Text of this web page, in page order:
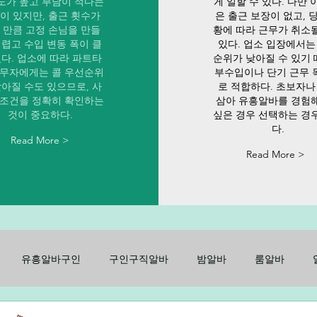
있지만, 출근 횟수가
큼 고정 손님을 만들
고 수입 변동 폭이 클
. 업소에 따라 파트타
자에게는 콜 우선순위
질 수도 있으므로, 사
건을 정확히 확인하는
것이 중요하다.
Read More >
은 출근 보장이 없고,
황에 따라 근무가 취소
있다. 업소 입장에서
순위가 낮아질 수 있기
부수입이나 단기 근무
로 적합하다. 초보자
삼아 유흥알바를 경험
싶은 경우 선택하는 경
다.
Read More >
유흥알바구인 구인구직알바 밤알바 룸알바